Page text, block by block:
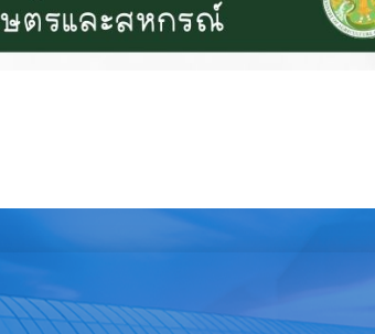
งบบริเวณชายแดนไทย–กัมพูชา ในพื้นที่อำเภอน้ำขุ่น